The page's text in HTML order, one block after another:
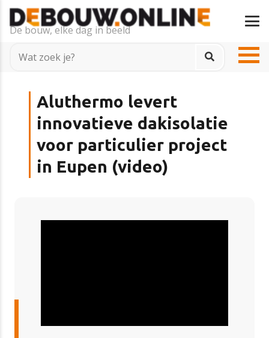
De bouw, elke dag in beeld
Aluthermo levert
innovatieve dakisolatie
voor particulier project
in Eupen (video)